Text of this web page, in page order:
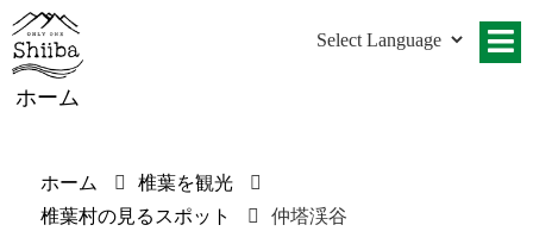
ホーム
ホーム
椎葉を観光
椎葉村の見るスポット
仲塔渓谷